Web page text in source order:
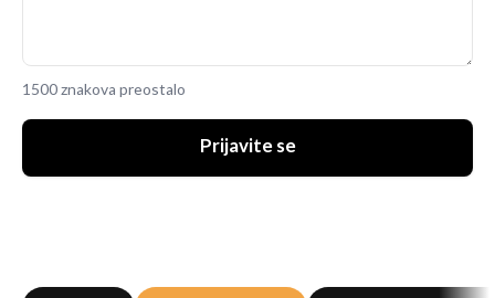
1500 znakova preostalo
Prijavite se